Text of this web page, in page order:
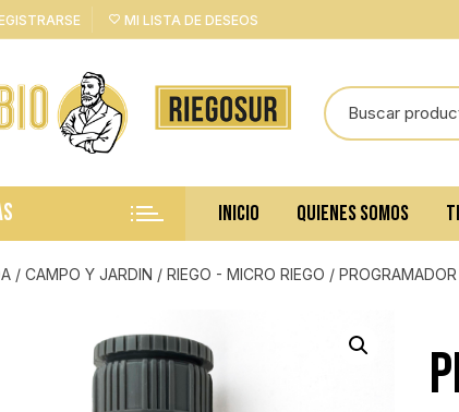
MI LISTA DE DESEOS
INICIO QUIENES SOMOS
/ CAMPO Y JARDIN / RIEGO - MICRO RIEGO /